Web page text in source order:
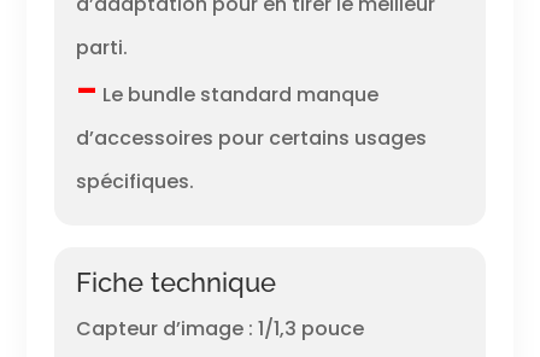
parti.
– Le bundle standard manque
d’accessoires pour certains usages
spécifiques.
Fiche technique
Capteur d’image : 1/1,3 pouce